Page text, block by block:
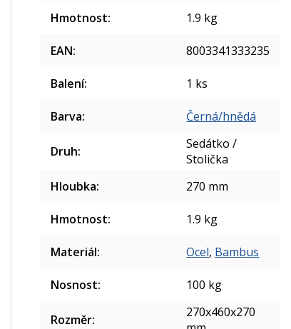
Hmotnost: 1.9 kg
EAN: 8003341333235
Balení: 1 ks
Barva: Černá/hnědá
Druh:
Sedátko /
Stolička
Hloubka: 270 mm
Hmotnost: 1.9 kg
Materiál: Ocel, Bambus
Nosnost: 100 kg
Rozměr:
270x460x270